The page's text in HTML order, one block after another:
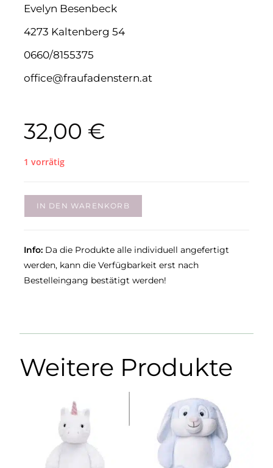
Evelyn Besenbeck
4273 Kaltenberg 54
0660/8155375
office@fraufadenstern.at
32,00 €
1 vorrätig
IN DEN WARENKORB
Info:Da die Produkte alle individuell angefertigt
werden, kann die Verfügbarkeit erst nach
Bestelleingang bestätigt werden!
Weitere Produkte